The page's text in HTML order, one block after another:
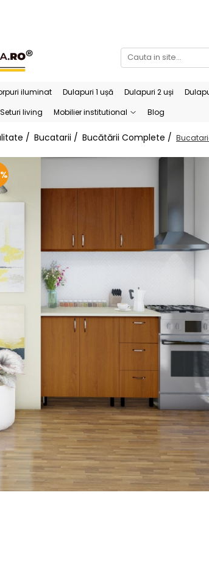
iluminat Dulapuri 1 ușă Dulapuri 2 uși
Seturi living Mobilier institutional Blog
/ Bucatarii / Bucătării Complete /